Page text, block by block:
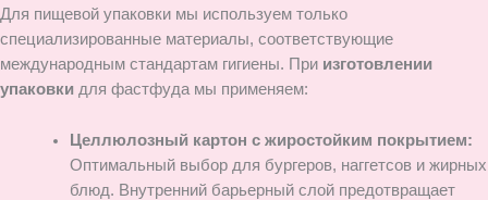
Для пищевой упаковки мы используем только
специализированные материалы, соответствующие
международным стандартам гигиены. При изготовлении
упаковки для фастфуда мы применяем:
Целлюлозный картон с жиростойким покрытием:
Оптимальный выбор для бургеров, наггетсов и жирных
блюд. Внутренний барьерный слой предотвращает